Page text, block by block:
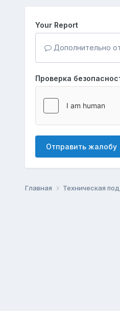
Your Report
Дополнительно
Проверка
Отправить жалобу
Главная Техническая